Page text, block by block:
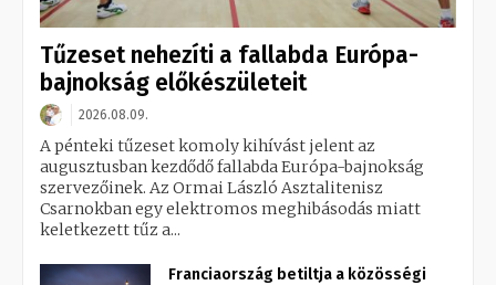
Tűzeset nehezíti a fallabda Európa-
bajnokság előkészületeit
2026.08.09.
A pénteki tűzeset komoly kihívást jelent az
augusztusban kezdődő fallabda Európa-bajnokság
szervezőinek. Az Ormai László Asztalitenisz
Csarnokban egy elektromos meghibásodás miatt
keletkezett tűz a...
Franciaország betiltja a közösségi